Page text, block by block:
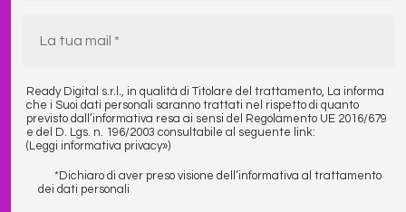
Ready Digital s.r.l., in qualità di Titolare del trattamento, La informa
che i Suoi dati personali saranno trattati nel rispetto di quanto
previsto dall’informativa resa ai sensi del Regolamento UE 2016/679
e del D. Lgs. n. 196/2003 consultabile al seguente link:
(Leggi informativa privacy»)
*Dichiaro di aver preso visione dell’informativa al trattamento
dei dati personali